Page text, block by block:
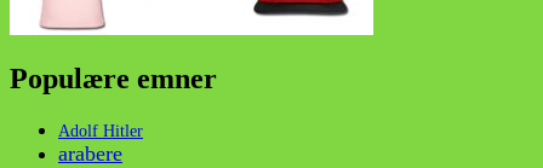
Populære emner
Adolf Hitler
arabere